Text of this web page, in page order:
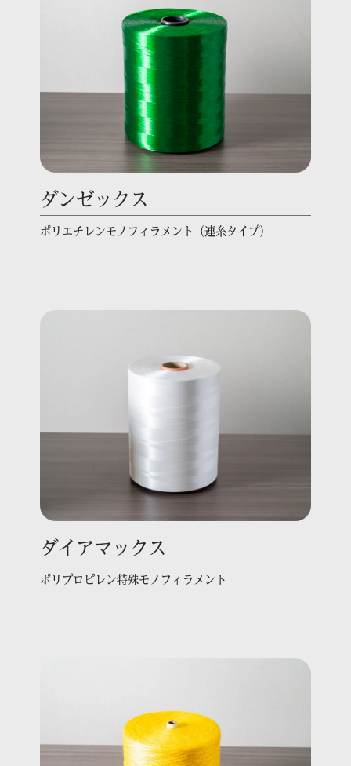
ダンゼックス
ポリエチレンモノフィラメント（連糸タイプ）
ダイアマックス
ポリプロピレン特殊モノフィラメント